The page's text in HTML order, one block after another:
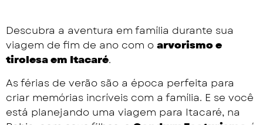
Descubra a aventura em família durante sua
viagem de fim de ano com o arvorismo e
tirolesa em Itacaré.
As férias de verão são a época perfeita para
criar memórias incríveis com a família. E se você
está planejando uma viagem para Itacaré, na